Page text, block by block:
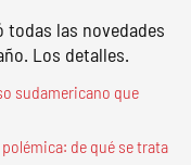
las novedades
Los detalles.
sudamericano que
de qué se trata